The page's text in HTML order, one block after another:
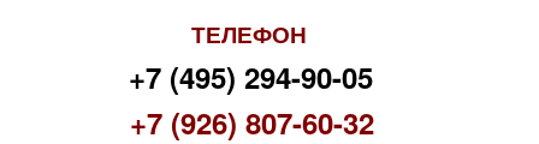
ТЕЛЕФОН
+7 (495) 294-90-05
+7 (926) 807-60-32